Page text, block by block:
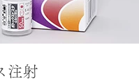
注射